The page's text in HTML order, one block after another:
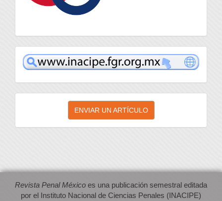
inacipe
Enviar
artículo
ENVIAR UN ARTÍCULO
Revista Penal México es una publicación semestral editada
por el Instituto Nacional de Ciencias Penales (INACIPE)